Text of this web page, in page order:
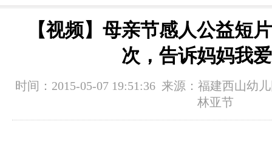
【视频】母亲节感人公益短
次，告诉妈妈我
时间：2015-05-07 19:51:36 来源： 福建西山幼
林亚节